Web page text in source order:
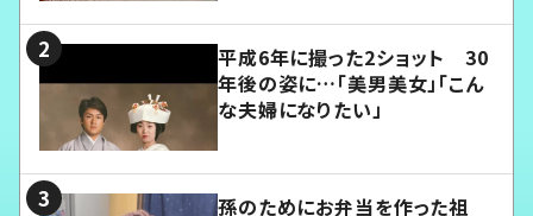
平成6年に撮った2ショット 30
年後の姿に…「美男美女」「こん
な夫婦になりたい」
孫のためにお弁当を作った祖